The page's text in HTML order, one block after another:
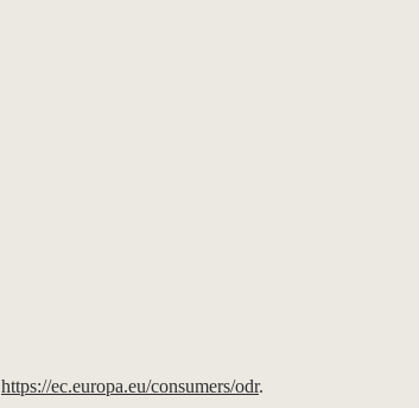
https://ec.europa.eu/consumers/odr.